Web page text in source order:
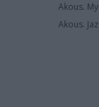
Akous.
Akous.